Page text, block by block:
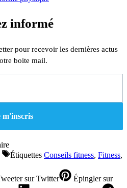
informé
pour recevoir les dernières actus
boite mail.
Étiquettes Conseils fitness, Fitness,
sur Twitter Épinglersur